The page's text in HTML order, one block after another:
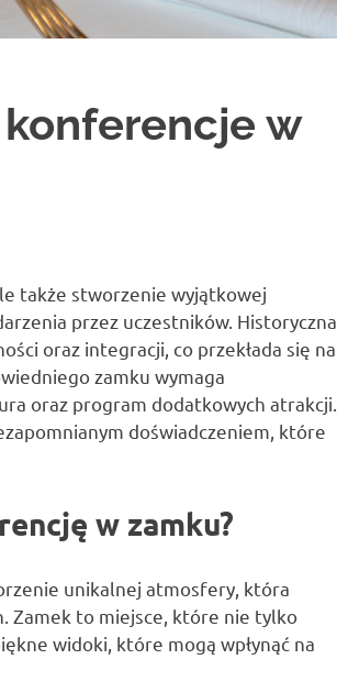
w
także stworzenie wyjątkowej
przez uczestników. Historyczna
oraz integracji, co przekłada się na
zamku wymaga
oraz program dodatkowych atrakcji.
doświadczeniem, które
w zamku?
unikalnej atmosfery, która
Zamek to miejsce, które nie tylko
widoki, które mogą wpłynąć na